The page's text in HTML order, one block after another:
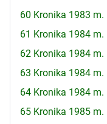
60 Kronika 1983 m.
61 Kronika 1984 m.
62 Kronika 1984 m.
63 Kronika 1984 m.
64 Kronika 1984 m.
65 Kronika 1985 m.